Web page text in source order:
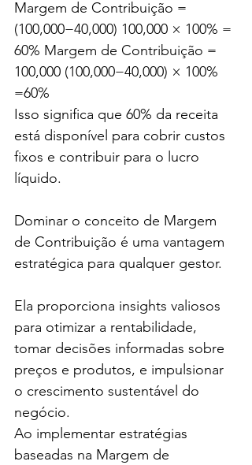
Margem de Contribuição =
(100,000−40,000) 100,000 × 100% =
60% Margem de Contribuição =
100,000 (100,000−40,000) ​× 100%
=60%
Isso significa que 60% da receita
está disponível para cobrir custos
fixos e contribuir para o lucro
líquido.
Dominar o conceito de Margem
de Contribuição é uma vantagem
estratégica para qualquer gestor.
Ela proporciona insights valiosos
para otimizar a rentabilidade,
tomar decisões informadas sobre
preços e produtos, e impulsionar
o crescimento sustentável do
negócio.
Ao implementar estratégias
baseadas na Margem de